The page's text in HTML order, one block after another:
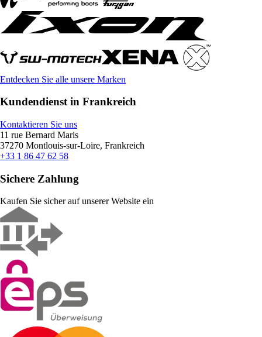
Entdecken Sie alle unsere Marken
Kundendienst in Frankreich
Kontaktieren Sie uns
11 rue Bernard Maris
37270 Montlouis-sur-Loire, Frankreich
+33 1 86 47 62 58
Sichere Zahlung
Kaufen Sie sicher auf unserer Website ein